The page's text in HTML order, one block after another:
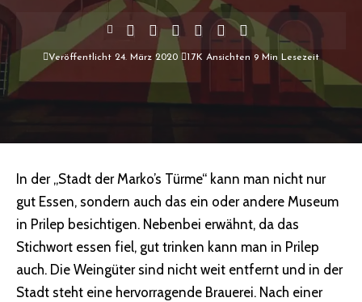
Veröffentlicht 24. März 2020 1.7K Ansichten 9 Min Lesezeit
In der „Stadt der Marko’s Türme“ kann man nicht nur
gut Essen, sondern auch das ein oder andere Museum
in Prilep besichtigen. Nebenbei erwähnt, da das
Stichwort essen fiel, gut trinken kann man in Prilep
auch. Die Weingüter sind nicht weit entfernt und in der
Stadt steht eine hervorragende Brauerei. Nach einer